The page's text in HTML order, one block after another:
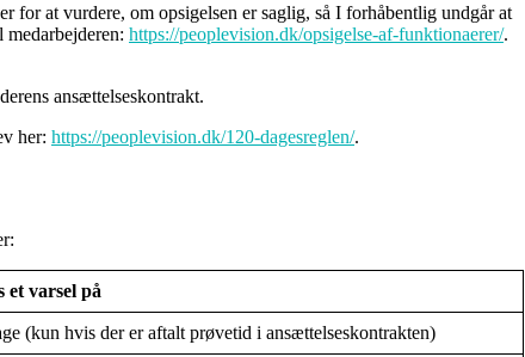
for at vurdere, om opsigelsen er saglig, så I forhåbentlig undgår at
https://peoplevision.dk/opsigelse-af-funktionaerer/.
ansættelseskontrakt.
her: https://peoplevision.dk/120-dagesreglen/.
et varsel på
(kun hvis der er aftalt prøvetid i ansættelseskontrakten)